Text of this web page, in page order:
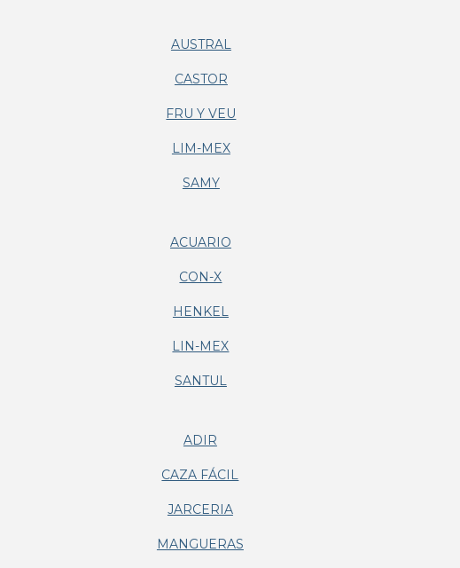
AUSTRAL
CASTOR
FRU Y VEU
LIM-MEX
SAMY
ACUARIO
CON-X
HENKEL
LIN-MEX
SANTUL
ADIR
CAZA FÁCIL
JARCERIA
MANGUERAS